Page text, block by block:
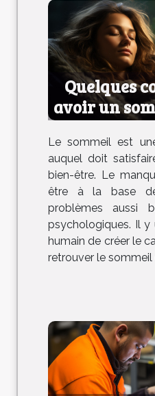
Quelques
avoir un
Le sommeil est
auquel doit
bien-être. Le
être à la base
problèmes aussi
psychologiques. Il y
humain de créer le
retrouver le sommeil